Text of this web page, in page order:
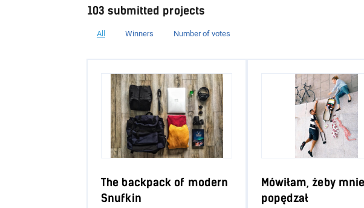
103 submitted projects
All Winners Number of votes
The backpack of modern
Snufkin
Mówiłam, żeby
popędzał